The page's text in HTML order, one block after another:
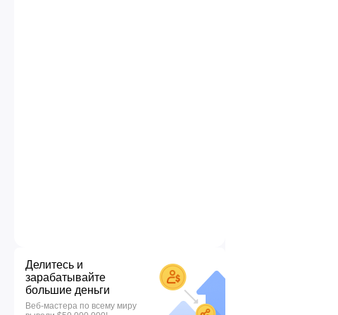
Делитесь и
зарабатывайте
большие деньги
Веб-мастера по всему миру